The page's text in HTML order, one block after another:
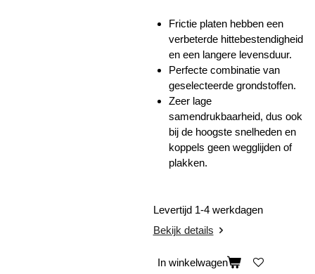
Frictie platen hebben een
verbeterde hittebestendigheid
en een langere levensduur.
Perfecte combinatie van
geselecteerde grondstoffen.
Zeer lage
samendrukbaarheid, dus ook
bij de hoogste snelheden en
koppels geen wegglijden of
plakken.
Levertijd 1-4 werkdagen
Bekijk details
In winkelwagen